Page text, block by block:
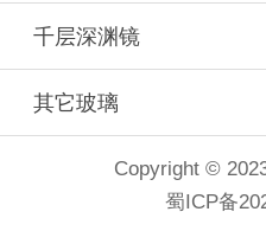
千层深渊镜
其它玻璃
Copyright ©
蜀ICP备